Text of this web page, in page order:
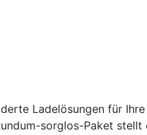
Ladelösungen für
sorglos-Paket